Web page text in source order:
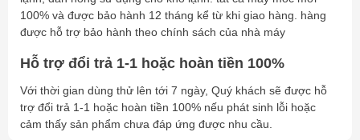
100% và được bảo hành 12 tháng kể từ khi giao hàng. hàng
được hỗ trợ bảo hành theo chính sách của nhà máy
Hỗ trợ đổi trả 1-1 hoặc hoàn tiền 100%
Với thời gian dùng thử lên tới 7 ngày, Quý khách sẽ được hỗ
trợ đổi trả 1-1 hoặc hoàn tiền 100% nếu phát sinh lỗi hoặc
cảm thấy sản phẩm chưa đáp ứng được nhu cầu.